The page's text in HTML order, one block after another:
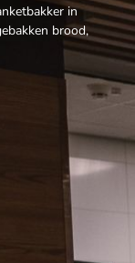
in
brood,